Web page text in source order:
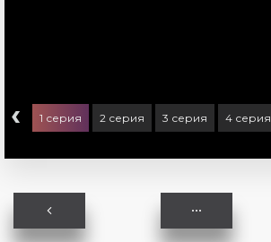
‹ 1 серия 2 серия 3 серия 4 серия